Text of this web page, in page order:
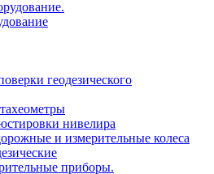
геодезического
нивелира
и измерительные колеса